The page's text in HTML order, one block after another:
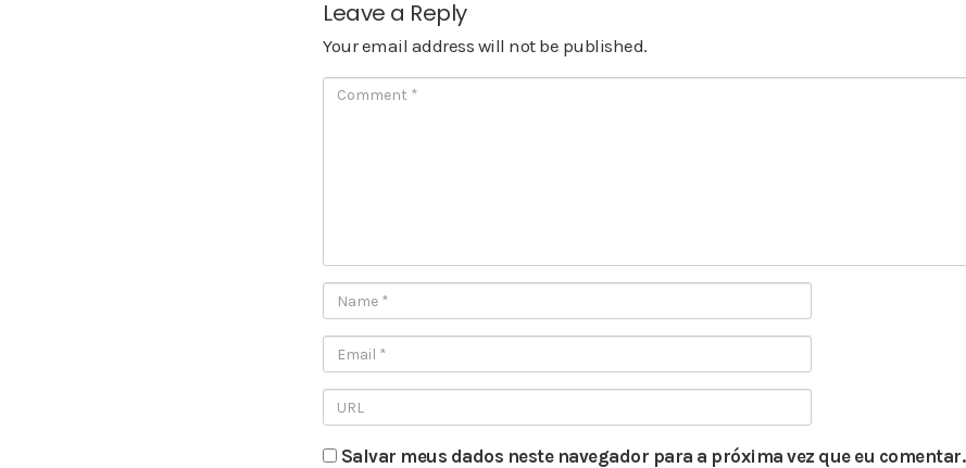
Leave a Reply
Your email address will not be published.
Salvar meus dados neste navegador para a próxima vez que eu comentar.